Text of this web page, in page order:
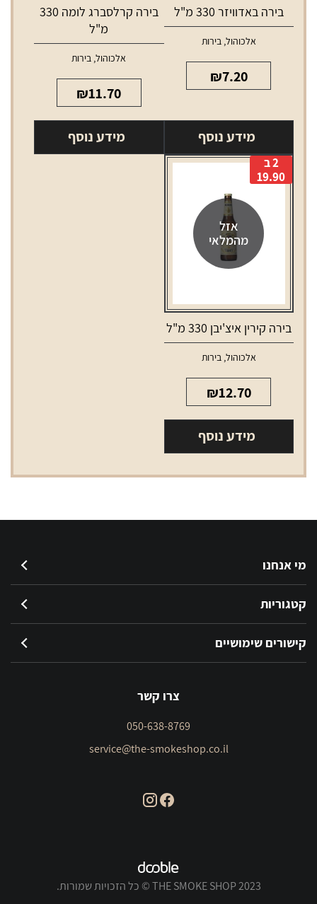
בירה באדוויזר 330 מ"ל
אלכוהול,בירות
₪7.20
מידע נוסף
בירה קרלסברג לומה 330
מ"ל
אלכוהול, בירות
₪11.70
מידע נוסף
אזל
מהמלאי
2 ב
19.90
בירה קירין איצ'יבן 330 מ"ל
אלכוהול,בירות
₪12.70
מידע נוסף
מי אנחנו
קטגוריות
קישורים שימושיים
צרו קשר
050-638-8769
service@the-smokeshop.co.il
THE SMOKE SHOP 2023 © כל הזכויות שמורות.